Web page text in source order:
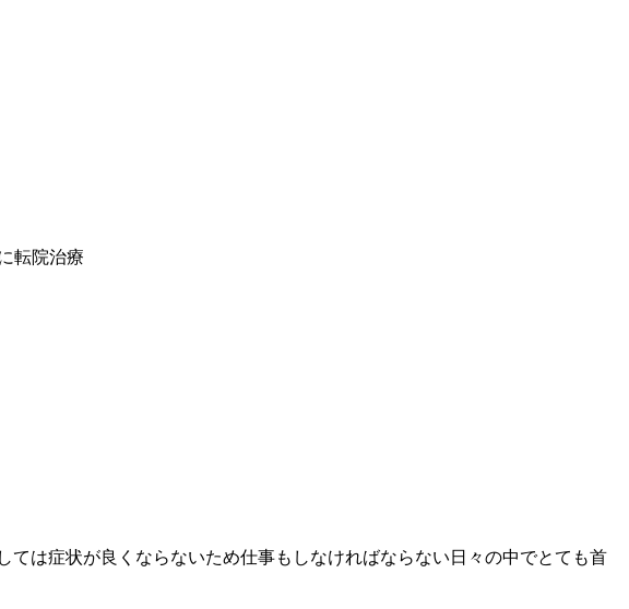
転院治療
は症状が良くならないため仕事もしなければならない日々の中でとても首